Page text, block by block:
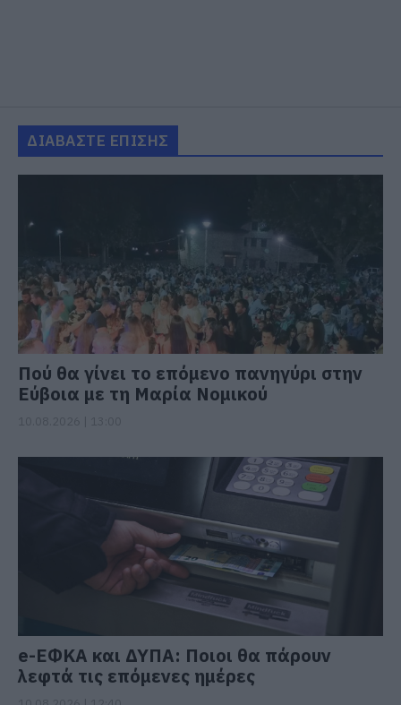
ΔΙΑΒΑΣΤΕ ΕΠΙΣΗΣ
Πού θα γίνει το επόμενο πανηγύρι στην
Εύβοια με τη Μαρία Νομικού
e-ΕΦΚΑ και ΔΥΠΑ: Ποιοι θα πάρουν
λεφτά τις επόμενες ημέρες